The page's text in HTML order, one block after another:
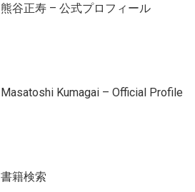
熊谷正寿 – 公式プロフィール
Masatoshi Kumagai – Official Profile
書籍検索